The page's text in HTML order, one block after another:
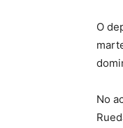
O
No